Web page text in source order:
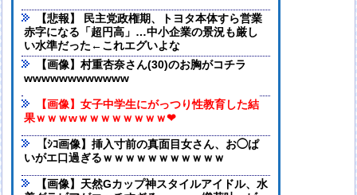
【悲報】 民主党政権期、トヨタ本体すら営業
赤字になる「超円高」…中小企業の景況も厳し
い水準だった←これエグいよな
【画像】村重杏奈さん(30)のお胸がコチラ
wwwwwwwwwwww
【画像】女子中学生にがっつり性教育した結
果ｗｗｗwｗｗｗｗｗｗｗｗ❤
【ｼｺ画像】挿入寸前の真面目女さん、お◯ぱ
いがエ口過ぎるｗｗｗｗｗｗｗｗｗｗｗ
【画像】天然Gカップ神スタイルアイドル、水